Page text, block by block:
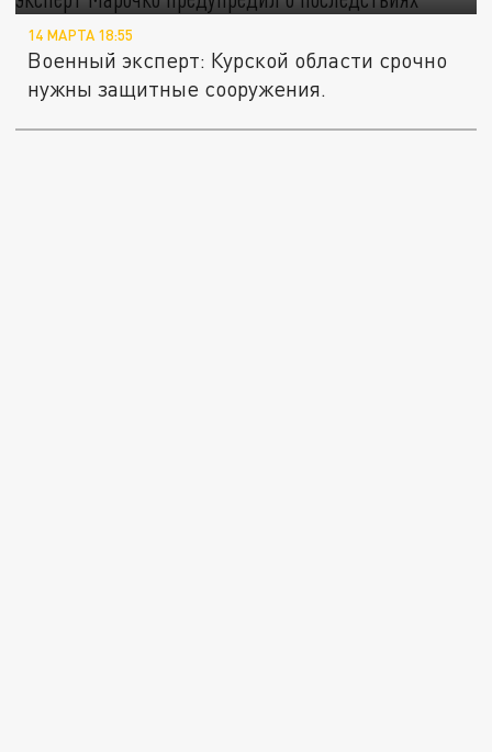
14 МАРТА 18:55
Военный эксперт: Курской области срочно
нужны защитные сооружения.